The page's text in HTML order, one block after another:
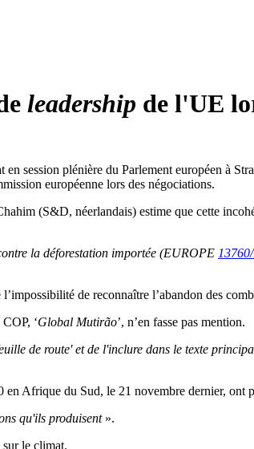
leadership de l'UE
session plénière du Parlement européen à
européenne lors des négociations.
(S&D, néerlandais) estime que cette
la déforestation importée (EUROPE
de reconnaître l’abandon des
‘Global Mutirão’, n’en fasse pas mention.
de route' et de l'inclure dans le texte
Afrique du Sud, le 21 novembre dernier, ont
qu'ils produisent ».
sur le climat.